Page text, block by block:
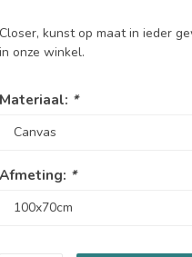
Closer, kunst op maat in ieder
in onze winkel.
Materiaal: *
Afmeting: *